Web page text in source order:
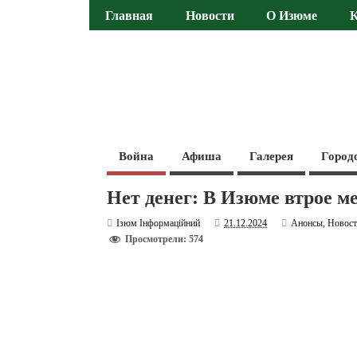
Главная Новости О Изюме
Война Афиша Галерея
Нет денег: В Изюме втрое
Ізюм Інформаційний 21.12.2024 Анонсы,
Просмотрели: 574